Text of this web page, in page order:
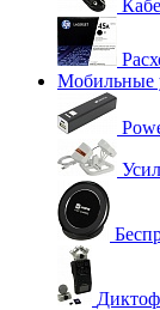
Мобильные